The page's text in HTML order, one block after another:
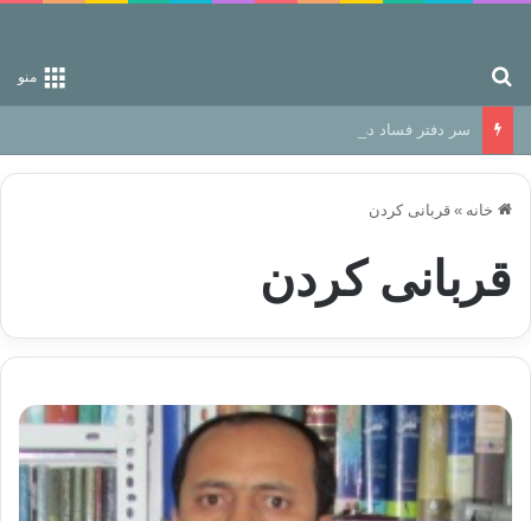
منو
سر دفتر فساد در زمین‌، دوری وکناره‌گیری از راه خداست‌!
خانه » قربانی کردن
قربانی کردن